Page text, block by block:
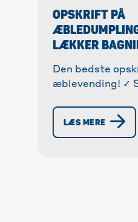
OPSKRIFT PÅ
LÆKKER
Den bedste
æblevending! ✓
og nem
trin
LÆS MERE